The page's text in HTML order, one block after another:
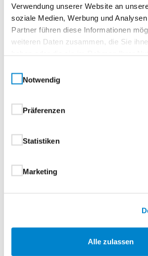
Verwendung unserer Website an
soziale Medien, Werbung und
Partner führen diese Informationen
weiteren Daten zusammen, die Sie
Notwendig
Präferenzen
Statistiken
Marketing
Alle zulassen
Produktdetails
Füllungen im Überblick
Vergleichstabelle
Aluminium-
Sandwichverglasungen - Für